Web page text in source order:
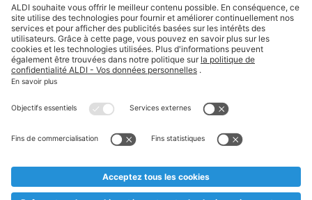
Suivez ALDI Belgique
Textes marqués d'un astérisque et mentions légales
* Nous vendons ces articles temporairement et jusqu'à
au cas où, malgré le planning bien étudié, nous serions
prématurément en rupture de stock. Prix Recupel et TVA incl.
** Sur ce site, l’utilisation de la forme masculine a été adoptée